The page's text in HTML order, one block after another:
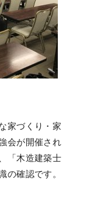
家づくり・家
会が開催され
「木造建築士
の確認です。